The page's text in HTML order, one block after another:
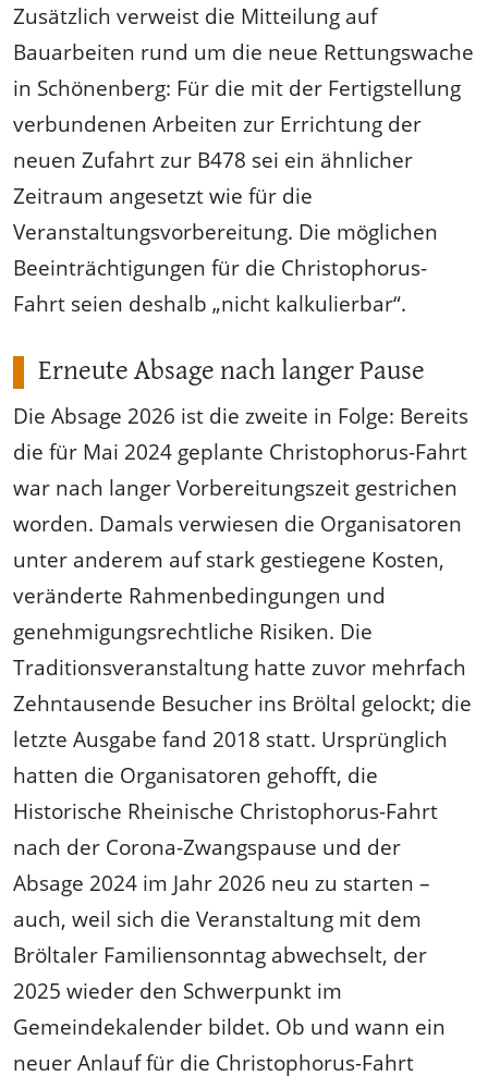
Zusätzlich verweist die Mitteilung auf
Bauarbeiten rund um die neue Rettungswache
in Schönenberg: Für die mit der Fertigstellung
verbundenen Arbeiten zur Errichtung der
neuen Zufahrt zur B478 sei ein ähnlicher
Zeitraum angesetzt wie für die
Veranstaltungsvorbereitung. Die möglichen
Beeinträchtigungen für die Christophorus-
Fahrt seien deshalb „nicht kalkulierbar“.
Erneute Absage nach langer Pause
Die Absage 2026 ist die zweite in Folge: Bereits
die für Mai 2024 geplante Christophorus-Fahrt
war nach langer Vorbereitungszeit gestrichen
worden. Damals verwiesen die Organisatoren
unter anderem auf stark gestiegene Kosten,
veränderte Rahmenbedingungen und
genehmigungsrechtliche Risiken. Die
Traditionsveranstaltung hatte zuvor mehrfach
Zehntausende Besucher ins Bröltal gelockt; die
letzte Ausgabe fand 2018 statt. Ursprünglich
hatten die Organisatoren gehofft, die
Historische Rheinische Christophorus-Fahrt
nach der Corona-Zwangspause und der
Absage 2024 im Jahr 2026 neu zu starten –
auch, weil sich die Veranstaltung mit dem
Bröltaler Familiensonntag abwechselt, der
2025 wieder den Schwerpunkt im
Gemeindekalender bildet. Ob und wann ein
neuer Anlauf für die Christophorus-Fahrt